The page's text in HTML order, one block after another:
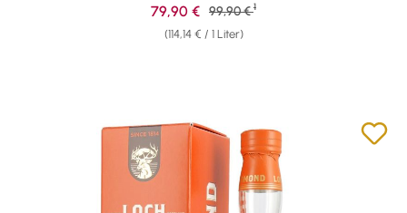
(114,14 € / 1 Liter)
Verkaufspreis:
79,90 € Regulärer Preis:
99,90 € 1